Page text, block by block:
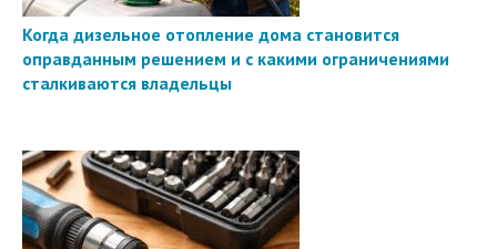
Когда дизельное отопление дома становится
оправданным решением и с какими ограничениями
сталкиваются владельцы